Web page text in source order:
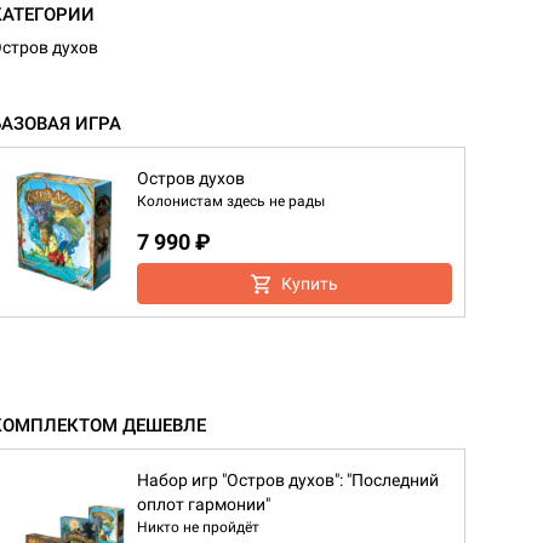
духов
ИГРА
Остров духов
Колонистам здесь не рады
7 990 ₽
Купить
ДЕШЕВЛЕ
Набор игр "Остров духов": "Последний
оплот гармонии"
Никто не пройдёт